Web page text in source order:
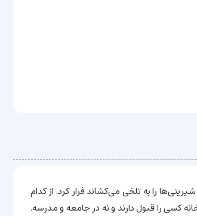
را به تلخی می‌کشاند فرار کرد. از کدام
کسی را قبول دارند و نه در جامعه و مدرسه.